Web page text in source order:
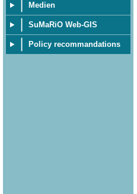
Medien
SuMaRiO Web-GIS
Policy recommandations